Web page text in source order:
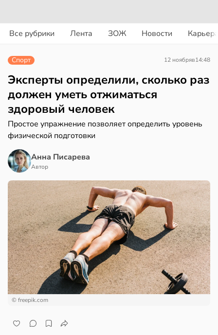
Все рубрики Лента ЗОЖ Новости
в13:55
в21:42
Спорт 12 ноябряв14:48
Эксперты определили, сколько раз
должен уметь отжиматься
здоровый человек
Простое упражнение позволяет определить уровень
физической подготовки
Анна Писарева
Автор
© freepik.com
16:23
в17:40